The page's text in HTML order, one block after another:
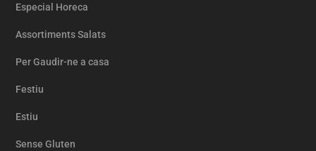
Especial Horeca
Assortiments Salats
Per Gaudir-ne a casa
Festiu
Estiu
Sense Gluten